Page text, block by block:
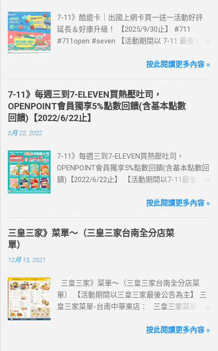
7-11》酷遊卡｜出國上網卡買一送一活動好評
延長＆好康升級！ 【2025/9/30止】 #711
#711open #seven 【活動期間以 7-11 最後公告
國上網卡 方便、快速、享買一送一優惠！ > 實
送王品集團300元即享券。 (出國開通啟用後回
活動網站登錄 【點我登錄】 ) > eSIM出國上網
卡：好康升級！購買eSIM「吃到飽」方案；即
送同天數「吃到飽」方案。 (例：買1張日本5天
來超商買省錢又方便💰 ·活動詳情：好康優惠看
這邊 【點我看好康優惠】 ·eSIM ibon 購買教學
【點我觀看教學】 📲 全球上網首選，速度穩
澳、美國、菲律賓、歐洲、土耳其 熱門地區通
通有 📲 立即取卡免等待超便利 ✈️ 180天彈性開
通不怕過期 🧳 一人買兩人用，享受出國網路自
由~~eSIM吃到飽買一送一 eSIM適用機型： ※
字，表示您的手機支援 eSIM 功能。 ●不支援鎖
卡機、平板、電信業者客製機、網路分享器、
中國大陸銷售的 iPhone手機。 【Apple】（執
2.iPhone 15 3.iPhone 14 4.iPhone 13 5.iPhone
按此閱讀更多內容 »
7-11》每週三到7-ELEVEN買熱壓吐司，
OPENPOINT會員獨享5%點數回饋(含基本點數
回饋)【2022/6/22止】
5月 22, 2022
7-11》每週三到7-ELEVEN買熱壓吐司，
OPENPOINT會員獨享5%點數回饋(含基本點數回
饋)【2022/6/22止】 【活動期間以7-11最後公
111/5/4~6/22 每週三到7-ELEVEN買熱壓吐司
饋) 【販售門市查詢】
https://emap.pcsc.com.tw/emap.aspx# 小編推
台式傳統口味~好評回購 注意事項 1.本優惠不得
與其他優惠並行。商品數量以各門市實際可販
售數量為準。 2.活動期間OPENPOINT會員需報
icash2.0二代卡(含聯名卡)或OPEN錢包(含
按此閱讀更多內容 »
三皇三家》菜單～（三皇三家台南全分店菜
單）
12月 13, 2021
三皇三家》菜單～（三皇三家台南全分店菜
單） 【活動期間以三皇三家最後公告為主】 三
皇三家菜單-台南中華東店： 三皇三家菜單-台
皇三家菜單-歸仁店： 三皇三家菜單-永康愛買
按此閱讀更多內容 »